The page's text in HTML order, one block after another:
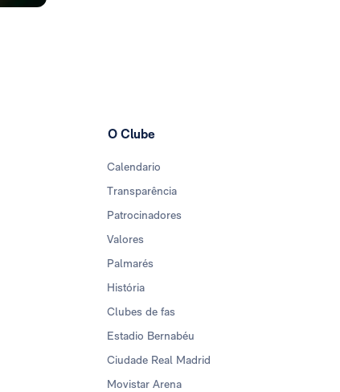
O Clube
Calendario
Transparência
Patrocinadores
Valores
Palmarés
História
Clubes de fas
Estadio Bernabéu
Ciudade Real Madrid
Movistar Arena